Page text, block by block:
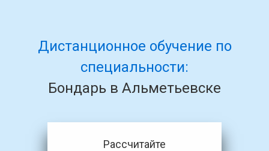
Дистанционное обучение по
специальности:
Бондарь в Альметьевске
Рассчитайте